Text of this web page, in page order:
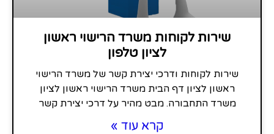
שירות לקוחות משרד הרישוי ראשון
לציון טלפון
שירות לקוחות ודרכי יצירת קשר של משרד הרישוי
ראשון לציון דף הבית משרד הרישוי ראשון לציון
משרד התחבורה. מבט מהיר על דרכי יצירת קשר
קרא עוד »